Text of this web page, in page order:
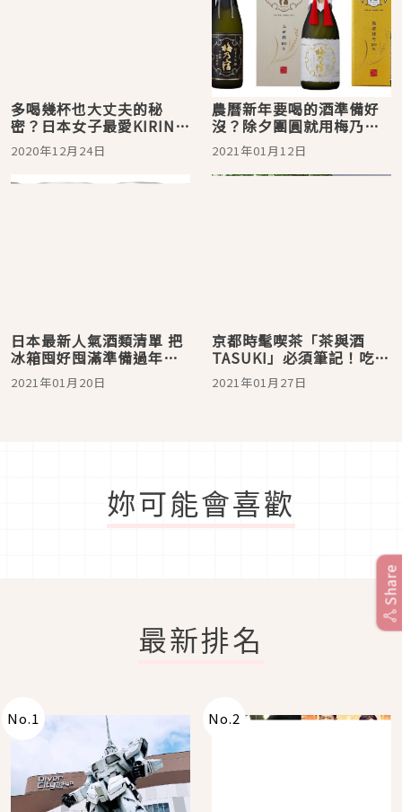
多喝幾杯也大丈夫的秘
密？日本女子最愛KIRIN淡
麗GREEN LABEL啤酒
2020年12月24日
農曆新年要喝的酒準備好
沒？除夕團圓就用梅乃宿
日本酒與特調果酒炒熱氣
氛
2021年01月12日
日本最新人氣酒類清單 把
冰箱囤好囤滿準備過年
囉！
2021年01月20日
京都時髦喫茶「茶與酒
TASUKI」必須筆記！吃完
季節刨冰還要買新感覺羊
羹當伴手禮才叫專業
2021年01月27日
妳可能會喜歡
最新排名
No.1 No.2
Share